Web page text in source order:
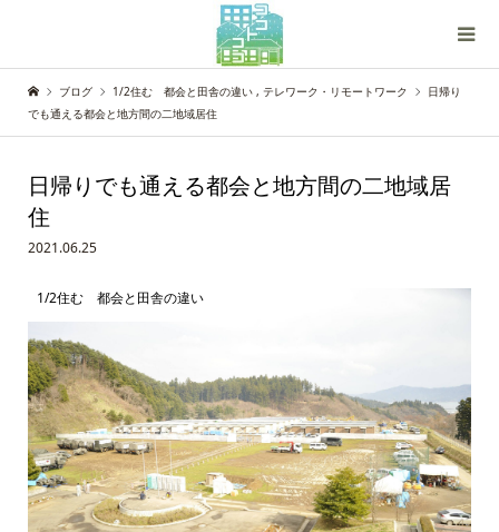
ブログ 1/2住む 都会と田舎の違い , テレワーク・リモートワーク
日帰り
でも通える都会と地方間の二地域居住
日帰りでも通える都会と地方間の二地域居
住
2021.06.25
1/2住む 都会と田舎の違い